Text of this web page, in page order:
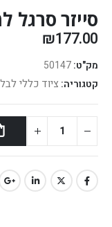
סייזר סרגל
₪177.00
מק"ט: 50147
קטגוריה: ציוד כללי